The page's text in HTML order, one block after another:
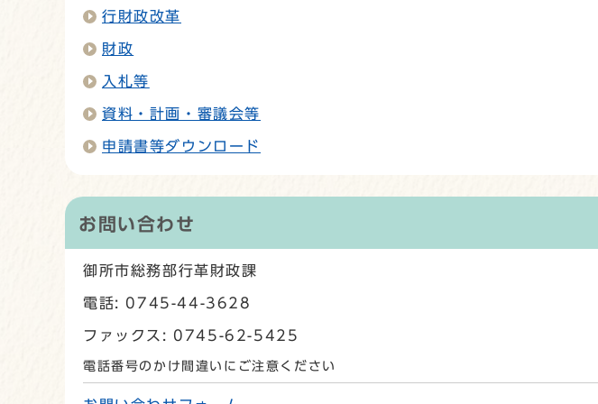
行財政改革
財政
入札等
資料・計画・審議会等
申請書等ダウンロード
お問い合わせ
御所市総務部行革財政課
電話: 0745-44-3628
ファックス: 0745-62-5425
電話番号のかけ間違いにご注意ください